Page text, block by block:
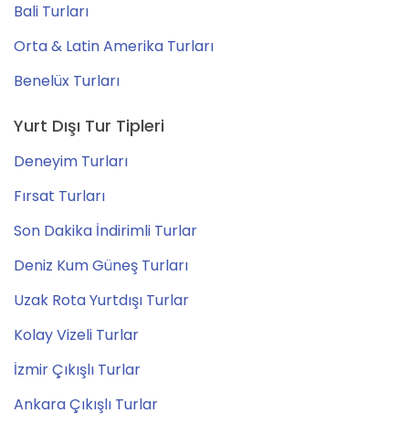
Bali Turları
Orta & Latin Amerika Turları
Benelüx Turları
Yurt Dışı Tur Tipleri
Deneyim Turları
Fırsat Turları
Son Dakika İndirimli Turlar
Deniz Kum Güneş Turları
Uzak Rota Yurtdışı Turlar
Kolay Vizeli Turlar
İzmir Çıkışlı Turlar
Ankara Çıkışlı Turlar